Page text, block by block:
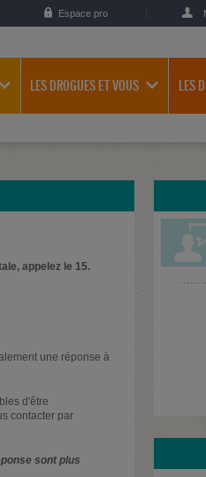
Espace pro
LES DROGUES ET VOUS LES
appelez le 15.
une réponse à
d'être
contacter par
sont plus